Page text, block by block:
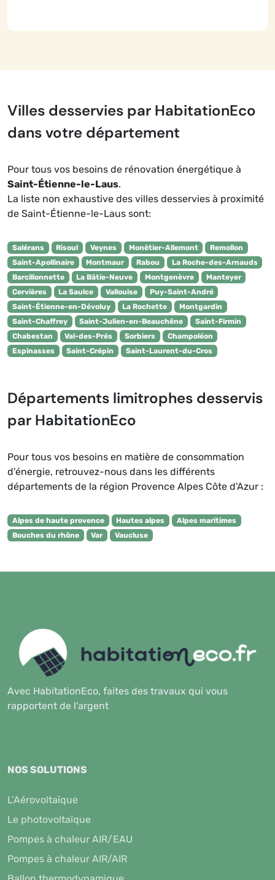
Villes desservies par HabitationEco
dans votre département
Pour tous vos besoins de rénovation énergétique à
Saint-Étienne-le-Laus.
La liste non exhaustive des villes desservies à proximité
de Saint-Étienne-le-Laus sont:
Salérans Risoul Veynes Monêtier-Allemont
Remollon
Saint-Apollinaire
Montmaur Rabou
La Roche-des-Arnauds
Barcillonnette
La Bâtie-Neuve Montgenèvre
Manteyer
Cervières
La Saulce Vallouise
Puy-Saint-André
Saint-Étienne-en-Dévoluy
La Rochette
Montgardin
Saint-Chaffrey
Saint-Julien-en-Beauchêne
Saint-Firmin
Chabestan
Val-des-Prés Sorbiers
Champoléon
Espinasses
Saint-Crépin Saint-Laurent-du-Cros
Départements limitrophes desservis
par HabitationEco
Pour tous vos besoins en matière de consommation
d'énergie, retrouvez-nous dans les différents
départements de la région Provence Alpes Côte d'Azur :
Alpes de haute provence Hautes alpes
Alpes maritimes
Bouches du rhône
Var Vaucluse
Avec HabitationEco, faites des travaux qui vous
rapportent de l'argent
NOS SOLUTIONS
L’Aérovoltaïque
Le photovoltaïque
Pompes à chaleur AIR/EAU
Pompes à chaleur AIR/AIR